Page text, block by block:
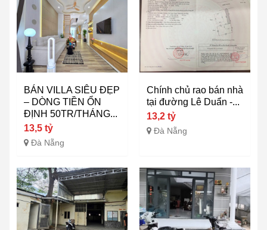
BÁN VILLA SIÊU ĐẸP
– DÒNG TIỀN ỔN
ĐỊNH 50TR/THÁNG...
13,5 tỷ
Đà Nẵng
Chính chủ rao bán nhà
tại đường Lê Duẩn -...
13,2 tỷ
Đà Nẵng